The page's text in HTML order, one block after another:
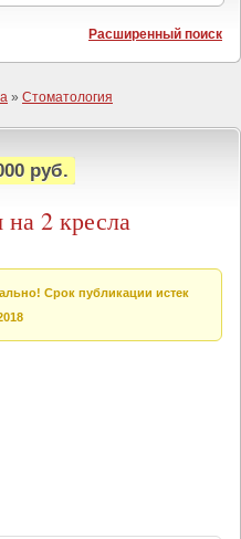
Расширенный поиск
» Стоматология
руб.
на 2 кресла
Срок публикации истек